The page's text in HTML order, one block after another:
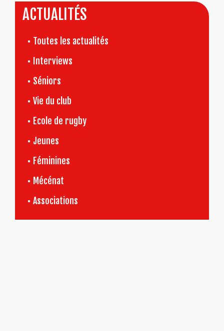
ACTUALITÉS
Toutes les actualités
Interviews
Séniors
Vie du club
Ecole de rugby
Jeunes
Féminines
Mécénat
Associations